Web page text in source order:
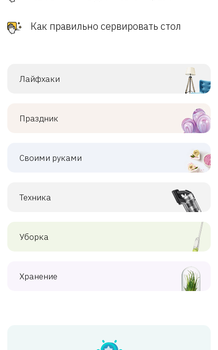
Как правильно сервировать стол
Лайфхаки
Праздник
Своими руками
Техника
Уборка
Хранение